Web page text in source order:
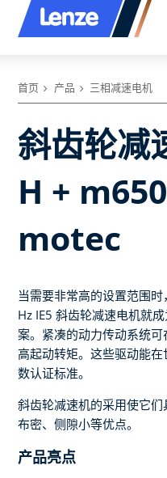
首页 产品 三相减速电机
斜齿轮减
H +
motec
当需要非常高的设置范围
Hz IE5 斜齿轮减速电机就
案。紧凑的动力传动系统
高起动转矩。这些驱动能
数认证标准。
斜齿轮减速机的采用使它
布密、侧隙小等优点。
产品亮点